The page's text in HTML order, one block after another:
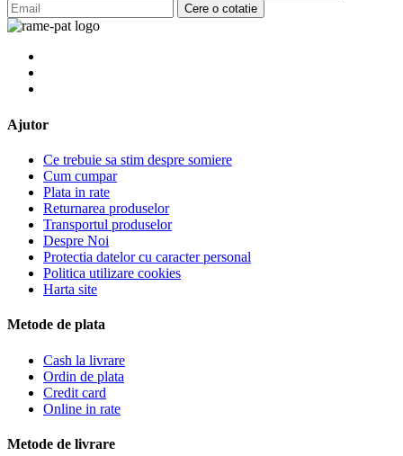
Cere o cotatie
Ajutor
Ce trebuie sa stim despre somiere
Cum cumpar
Plata in rate
Returnarea produselor
Transportul produselor
Despre Noi
Protectia datelor cu caracter personal
Politica utilizare cookies
Harta site
Metode de plata
Cash la livrare
Ordin de plata
Credit card
Online in rate
Metode de livrare